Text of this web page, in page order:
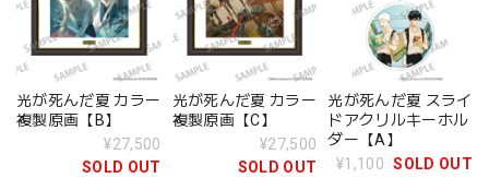
光が死んだ夏 カラー
複製原画【B】
¥27,500
SOLD OUT
光が死んだ夏 カラー
複製原画【C】
¥27,500
SOLD OUT
光が死んだ夏 スライ
ドアクリルキーホル
ダー【A】
¥1,100 SOLD OUT